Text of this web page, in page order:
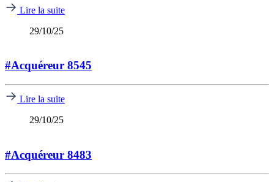
Lire la suite
29/10/25
#Acquéreur 8545
Lire la suite
29/10/25
#Acquéreur 8483